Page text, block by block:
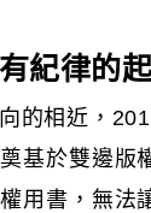
紀律的
的相近，
基於雙邊
用書，無